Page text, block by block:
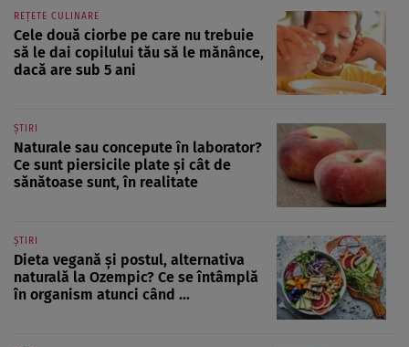
REȚETE CULINARE
Cele două ciorbe pe care nu trebuie
să le dai copilului tău să le mănânce,
dacă are sub 5 ani
ȘTIRI
Naturale sau concepute în laborator?
Ce sunt piersicile plate și cât de
sănătoase sunt, în realitate
ȘTIRI
Dieta vegană și postul, alternativa
naturală la Ozempic? Ce se întâmplă
în organism atunci când ...